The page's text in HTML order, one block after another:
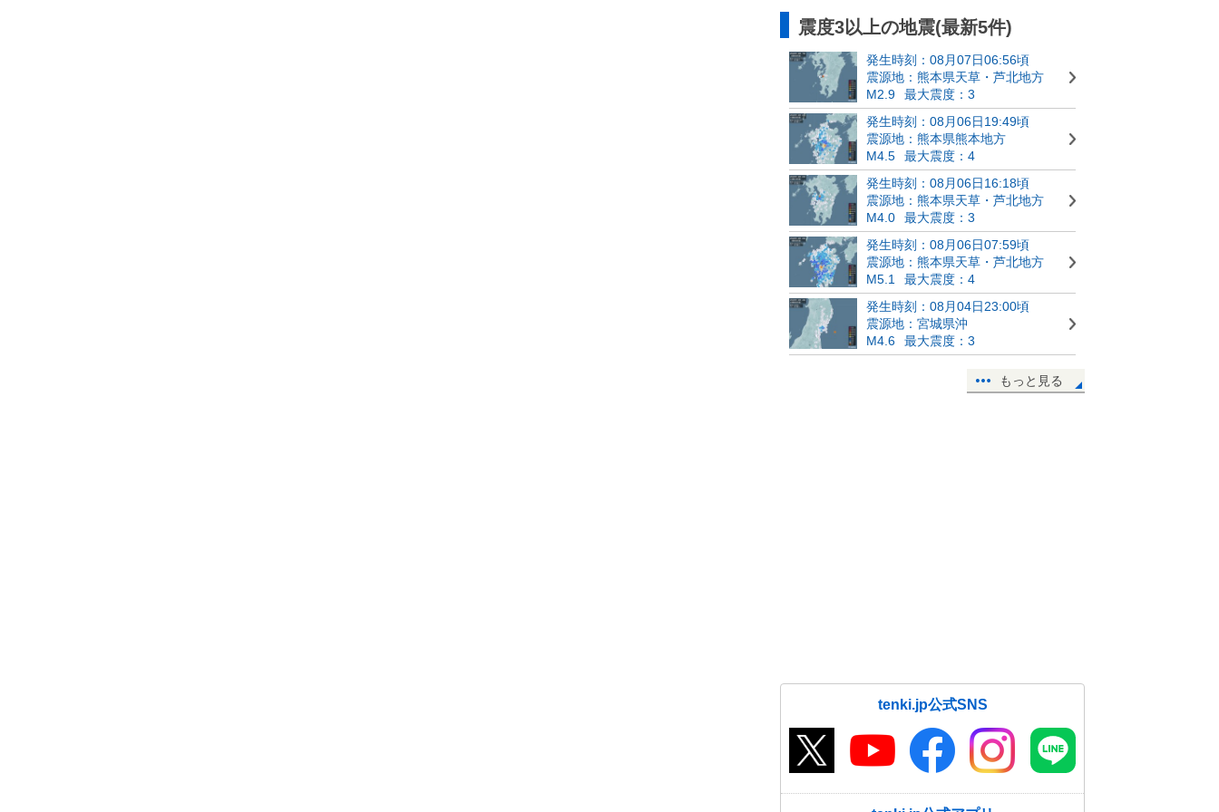
震度3以上の地震(最新5件)
発生時刻：08月07日06:56頃
震源地：熊本県天草・芦北地方
M2.9
最大震度：3
発生時刻：08月06日19:49頃
震源地：熊本県熊本地方
M4.5
最大震度：4
発生時刻：08月06日16:18頃
震源地：熊本県天草・芦北地方
M4.0
最大震度：3
発生時刻：08月06日07:59頃
震源地：熊本県天草・芦北地方
M5.1
最大震度：4
発生時刻：08月04日23:00頃
震源地：宮城県沖
M4.6
最大震度：3
もっと見る
tenki.jp公式SNS